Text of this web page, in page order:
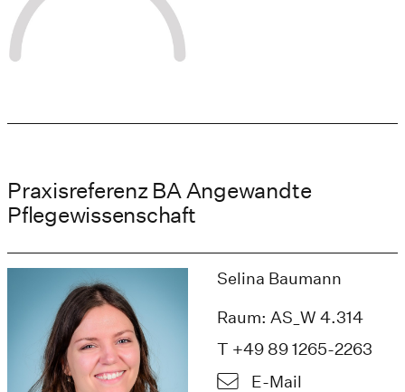
Praxisreferenz BA Angewandte
Pflegewissenschaft
Selina Baumann
Raum: AS_W 4.314
T +49 89 1265-2263
E-Mail